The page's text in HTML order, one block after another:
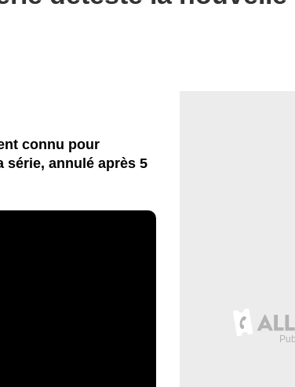
cet article
connu pour
série, annulé après 5